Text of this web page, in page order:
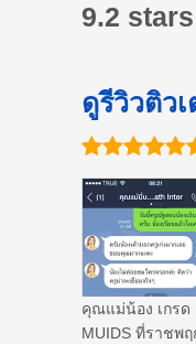
9.2
ดูรีวิวติว
คุณแม่น้อง เกรด
MUIDS ที่ราชพ